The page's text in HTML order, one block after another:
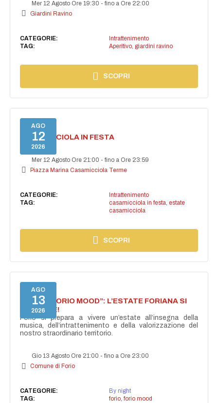
Mer 12 Agosto Ore 19:30 -fino a Ore 22:00
Giardini Ravino
CATEGORIE:
Intrattenimento
TAG:
Aperitivo, giardini ravino
SCOPRI
AGO
12
2026
CASAMICCIOLA IN FESTA
Mer 12 Agosto Ore 21:00 -fino a Ore 23:59
Piazza Marina Casamicciola Terme
CATEGORIE:
Intrattenimento
TAG:
casamicciola in festa estate
casamicciola
SCOPRI
AGO
13
2026
NASCE “FORIO MOOD”: L’ESTATE FORIANA SI
ACCENDE!
Forio si prepara a vivere un’estate all’insegna della
musica, dell’intrattenimento e della valorizzazione del
nostro straordinario territorio.
Gio 13 Agosto Ore 21:00 -fino a Ore 23:00
Comune di Forio
CATEGORIE:
By night
TAG:
forio, forio mood